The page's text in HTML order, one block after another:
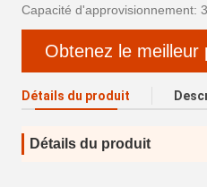
Capacité d'approvisionnement:
Obtenez le meilleur
Détails du produit
Détails du produit